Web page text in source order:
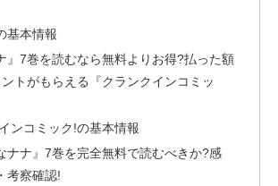
基本情報
』7巻を読むなら無料よりお得?払った額
トがもらえる『クランクインコミッ
ンコミック!の基本情報
ナナ』7巻を完全無料で読むべきか?感
考察確認!